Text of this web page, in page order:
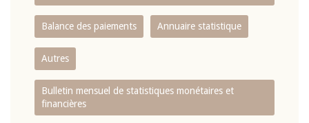
Balance des paiements Annuaire statistique
Autres
Bulletin mensuel de statistiques monétaires et
financières